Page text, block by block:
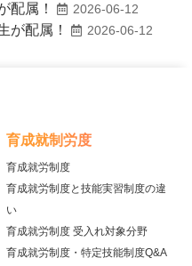
配属！ 2026-06-12
が配属！ 2026-06-12
育成就制労度
育成就労制度
育成就労制度と技能実習制度の違
い
育成就労制度 受入れ対象分野
育成就労制度・特定技能制度Q&A